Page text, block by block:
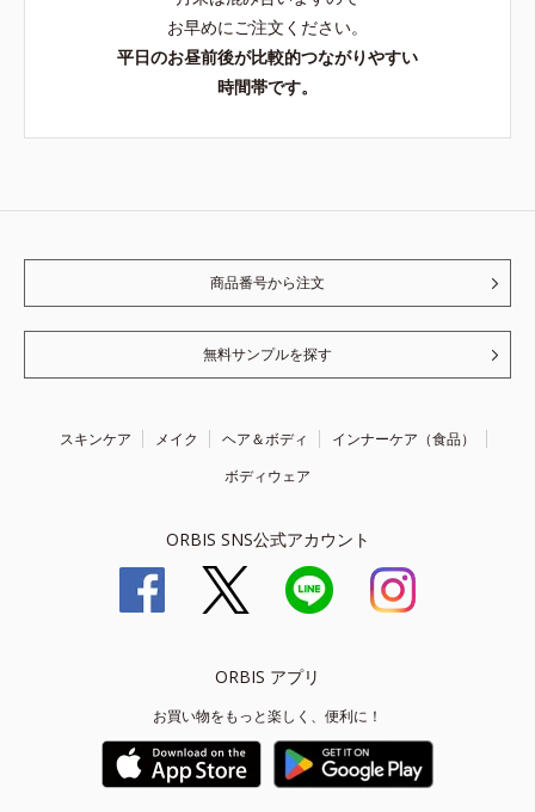
お早めにご注文ください。
平日のお昼前後が比較的つながりやすい
時間帯です。
商品番号から注文
無料サンプルを探す
スキンケア メイク ヘア＆ボディ
インナーケア（食品）
ボディウェア
ORBIS SNS公式アカウント
ORBIS アプリ
お買い物をもっと楽しく、便利に！